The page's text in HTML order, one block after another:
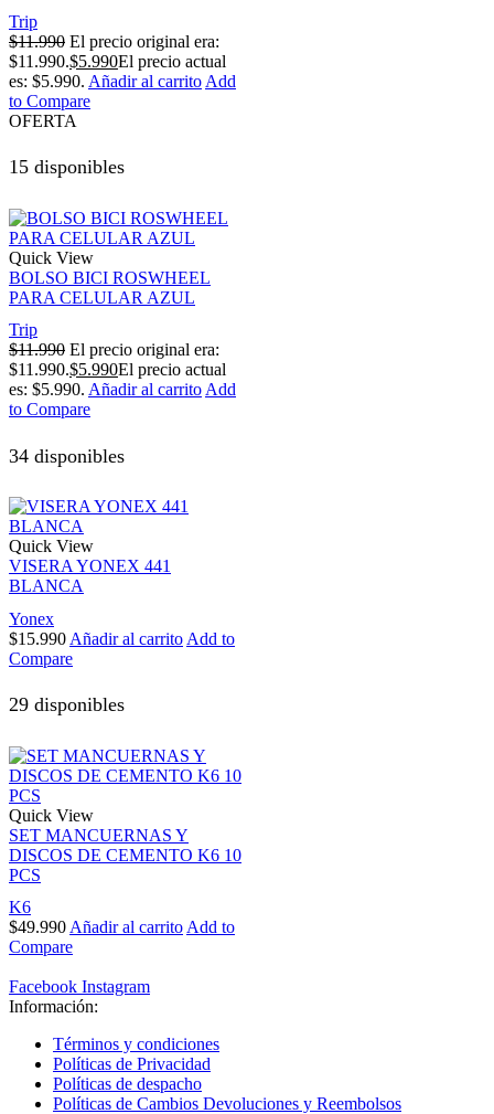
Trip
$11.990 El precio original era:
$11.990.$5.990El precio actual
es: $5.990. Añadir al carrito Add
to Compare
OFERTA
15 disponibles
Quick View
BOLSO BICI ROSWHEEL
PARA CELULAR AZUL
Trip
$11.990 El precio original era:
$11.990.$5.990El precio actual
es: $5.990. Añadir al carrito Add
to Compare
34 disponibles
Quick View
VISERA YONEX 441
BLANCA
Yonex
$15.990 Añadir al carrito Add to
Compare
29 disponibles
Quick View
SET MANCUERNAS Y
DISCOS DE CEMENTO K6 10
PCS
K6
$49.990 Añadir al carrito Add to
Compare
Facebook Instagram
Información:
Términos y condiciones
Políticas de Privacidad
Políticas de despacho
Políticas de Cambios Devoluciones y Reembolsos